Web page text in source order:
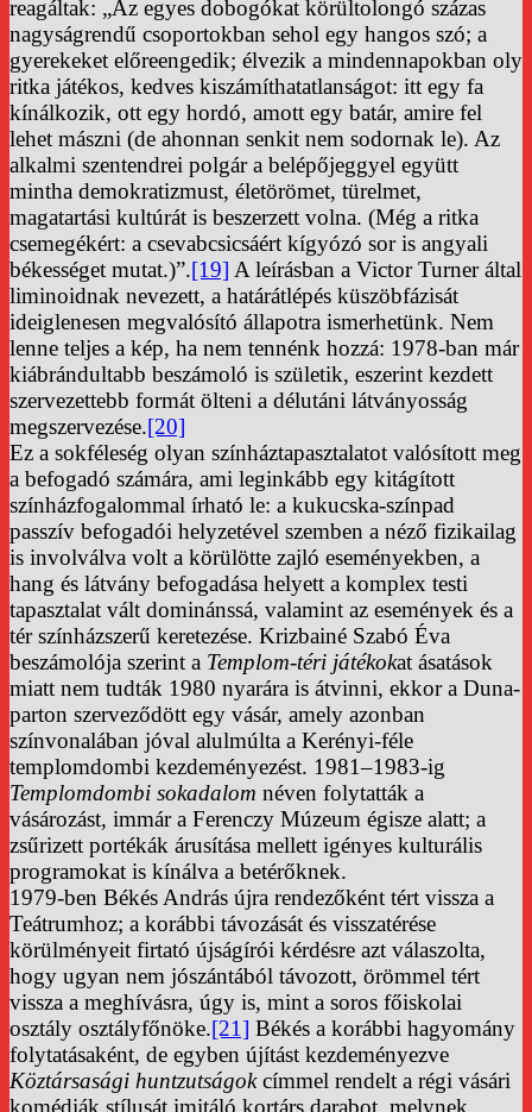
reagáltak: „Az egyes dobogókat körültolongó százas
nagyságrendű csoportokban sehol egy hangos szó; a
gyerekeket előreengedik; élvezik a mindennapokban oly
ritka játékos, kedves kiszámíthatatlanságot: itt egy fa
kínálkozik, ott egy hordó, amott egy batár, amire fel
lehet mászni (de ahonnan senkit nem sodornak le). Az
alkalmi szentendrei polgár a belépőjeggyel együtt
mintha demokratizmust, életörömet, türelmet,
magatartási kultúrát is beszerzett volna. (Még a ritka
csemegékért: a csevabcsicsáért kígyózó sor is angyali
békességet mutat.)”.[19] A leírásban a Victor Turner által
liminoidnak nevezett, a határátlépés küszöbfázisát
ideiglenesen megvalósító állapotra ismerhetünk. Nem
lenne teljes a kép, ha nem tennénk hozzá: 1978-ban már
kiábrándultabb beszámoló is születik, eszerint kezdett
szervezettebb formát ölteni a délutáni látványosság
megszervezése.[20]
Ez a sokféleség olyan színháztapasztalatot valósított meg
a befogadó számára, ami leginkább egy kitágított
színházfogalommal írható le: a kukucska-színpad
passzív befogadói helyzetével szemben a néző fizikailag
is involválva volt a körülötte zajló eseményekben, a
hang és látvány befogadása helyett a komplex testi
tapasztalat vált dominánssá, valamint az események és a
tér színházszerű keretezése. Krizbainé Szabó Éva
beszámolója szerint a Templom-téri játékokat ásatások
miatt nem tudták 1980 nyarára is átvinni, ekkor a Duna-
parton szerveződött egy vásár, amely azonban
színvonalában jóval alulmúlta a Kerényi-féle
templomdombi kezdeményezést. 1981–1983-ig
Templomdombi sokadalom néven folytatták a
vásározást, immár a Ferenczy Múzeum égisze alatt; a
zsűrizett portékák árusítása mellett igényes kulturális
programokat is kínálva a betérőknek.
1979-ben Békés András újra rendezőként tért vissza a
Teátrumhoz; a korábbi távozását és visszatérése
körülményeit firtató újságírói kérdésre azt válaszolta,
hogy ugyan nem jószántából távozott, örömmel tért
vissza a meghívásra, úgy is, mint a soros főiskolai
osztály osztályfőnöke.[21] Békés a korábbi hagyomány
folytatásaként, de egyben újítást kezdeményezve
Köztársasági huntzutságokcímmel rendelt a régi vásári
komédiák stílusát imitáló kortárs darabot, melynek